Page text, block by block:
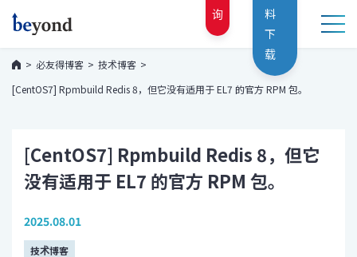
询
料
下
载
必友得博客
技术博客
[CentOS7] Rpmbuild Redis 8，但它没有适用于 EL7 的官方 RPM 包。
[CentOS7] Rpmbuild Redis 8，但它
没有适用于 EL7 的官方 RPM 包。
2025.08.01
技术博客